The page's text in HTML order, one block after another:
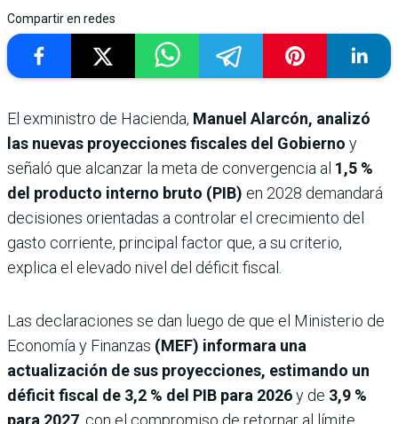
Compartir en redes
El exministro de Hacienda, Manuel Alarcón, analizó
las nuevas proyecciones fiscales del Gobierno y
señaló que alcanzar la meta de convergencia al 1,5 %
del producto interno bruto (PIB) en 2028 demandará
decisiones orientadas a controlar el crecimiento del
gasto corriente, principal factor que, a su criterio,
explica el elevado nivel del déficit fiscal.
Las declaraciones se dan luego de que el Ministerio de
Economía y Finanzas (MEF) informara una
actualización de sus proyecciones, estimando un
déficit fiscal de 3,2 % del PIB para 2026y de 3,9 %
para 2027 , con el compromiso de retornar al límite